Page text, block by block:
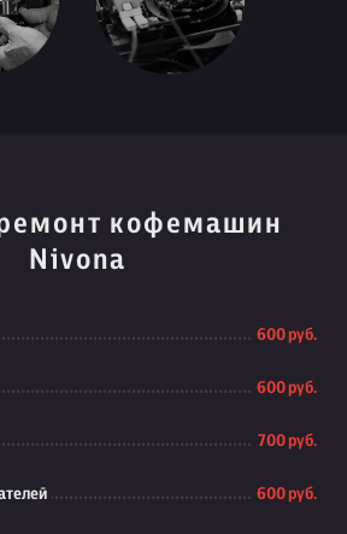
кофемашин
Nivona
600 руб.
600 руб.
700 руб.
600 руб.